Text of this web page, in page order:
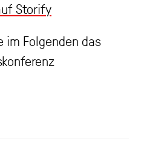
Storify
im Folgenden das